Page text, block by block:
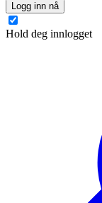
Logg inn nå
Hold deg innlogget